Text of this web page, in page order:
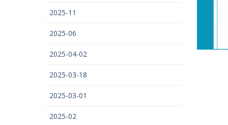
2025-11
2025-06
2025-04-02
2025-03-18
2025-03-01
2025-02